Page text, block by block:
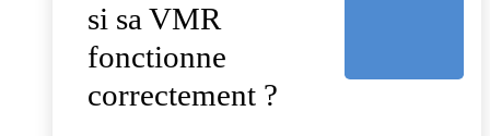
si sa VMR
fonctionne
correctement ?